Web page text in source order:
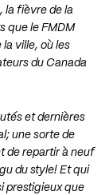
, la fièvre de la
que le FMDM
ville, où les
du Canada
et dernières
une sorte de
de repartir à neuf
du style! Et qui
prestigieux que